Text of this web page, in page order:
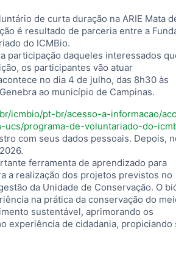
de curta duração na ARIE Mata
é resultado de parceria entre a
do ICMBio.
participação daqueles interessados
os participantes vão atuar
no dia 4 de julho, das 8h30 às
ao município de Campinas.
icmbio/pt-br/acesso-a-informacao/
programa-de-voluntariado-do-
com seus dados pessoais. Depois,
ferramenta de aprendizado para
a realização dos projetos previstos no
da Unidade de Conservação. O
na prática da conservação do
sustentável, aprimorando os
experiência de cidadania, propiciando